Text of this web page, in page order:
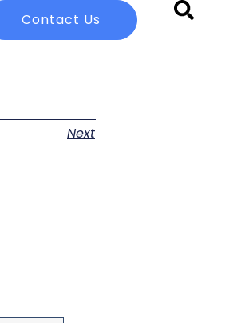
Contact Us
Next